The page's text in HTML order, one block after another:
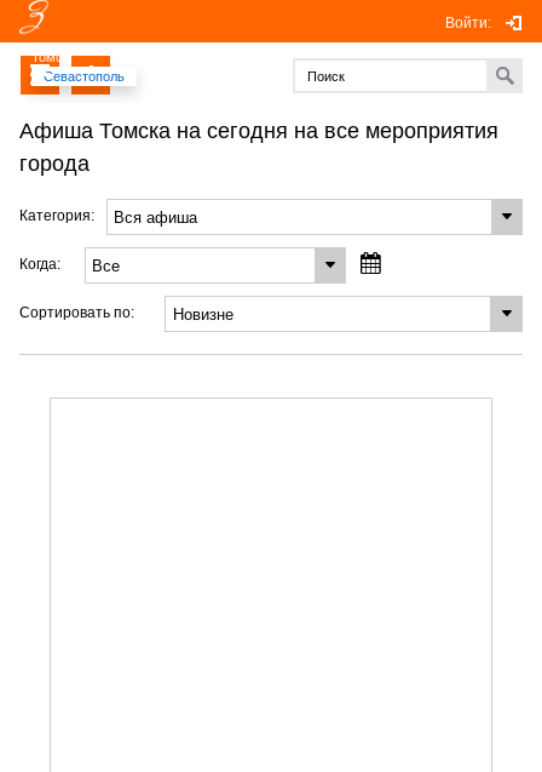
Томск
Севастополь
Афиша Томска на сегодня на все мероприятия
города
Войти:
Категория:
Когда:
Сортировать по: